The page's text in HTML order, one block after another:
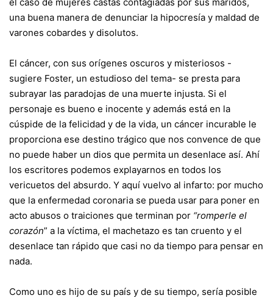
una buena manera de denunciar la hipocresía y maldad de
varones cobardes y disolutos.
El cáncer, con sus orígenes oscuros y misteriosos -
sugiere Foster, un estudioso del tema- se presta para
subrayar las paradojas de una muerte injusta. Si el
personaje es bueno e inocente y además está en la
cúspide de la felicidad y de la vida, un cáncer incurable le
proporciona ese destino trágico que nos convence de que
no puede haber un dios que permita un desenlace así. Ahí
los escritores podemos explayarnos en todos los
vericuetos del absurdo. Y aquí vuelvo al infarto: por mucho
que la enfermedad coronaria se pueda usar para poner en
acto abusos o traiciones que terminan por “romperle el
corazón” a la víctima, el machetazo es tan cruento y el
desenlace tan rápido que casi no da tiempo para pensar en
nada.
Como uno es hijo de su país y de su tiempo, sería posible